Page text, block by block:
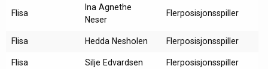
Flisa
Ina Agnethe
Neser
Flerposisjonsspiller
Flisa Hedda Nesholen Flerposisjonsspiller
Flisa Silje Edvardsen Flerposisjonsspiller